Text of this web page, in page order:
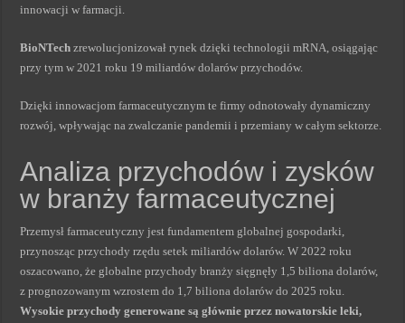
innowacji w farmacji.
BioNTech zrewolucjonizował rynek dzięki technologii mRNA, osiągając
przy tym w 2021 roku 19 miliardów dolarów przychodów.
Dzięki innowacjom farmaceutycznym te firmy odnotowały dynamiczny
rozwój, wpływając na zwalczanie pandemii i przemiany w całym sektorze.
Analiza przychodów i zysków
w branży farmaceutycznej
Przemysł farmaceutyczny jest fundamentem globalnej gospodarki,
przynosząc przychody rzędu setek miliardów dolarów. W 2022 roku
oszacowano, że globalne przychody branży sięgnęły 1,5 biliona dolarów,
z prognozowanym wzrostem do 1,7 biliona dolarów do 2025 roku.
Wysokie przychody generowane są głównie przez nowatorskie leki,